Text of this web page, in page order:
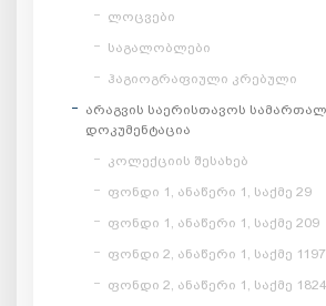
ლოცვები
საგალობლები
ჰაგიოგრაფიული კრებული
არაგვის საერისთავოს
დოკუმენტაცია
კოლექციის შესახებ
ფონდი 1, ანაწერი 1, საქმე 29
ფონდი 1, ანაწერი 1, საქმე 209
ფონდი 2, ანაწერი 1, საქმე 1197
ფონდი 2, ანაწერი 1, საქმე 1824